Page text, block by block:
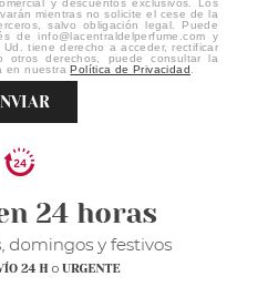
y descuentos exclusivos. Los
mientras no solicite el cese de la
salvo obligación legal. Puede
de info@lacentraldelperfume.com y
Ud. tiene derecho a acceder, rectificar
otros derechos, puede consultar la
en nuestraPolítica de Privacidad